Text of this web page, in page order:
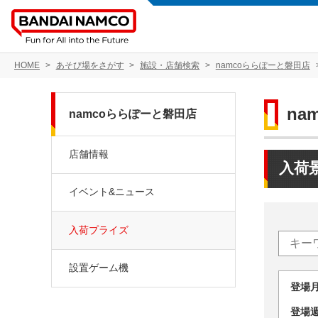
HOME あそび場をさがす 施設・店舗検索 namcoららぽーと磐田店
入荷
登
登
namcoららぽーと磐田店
店舗情報
イベント&ニュース
入荷プライズ
設置ゲーム機